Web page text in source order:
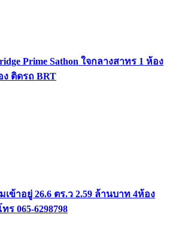
Prime Sathon ใจกลางสาทร 1 ห้อง
ง ติดรถ BRT
ข้าอยู่ 26.6 ตร.ว 2.59 ล้านบาท 4ห้อง
065-6298798